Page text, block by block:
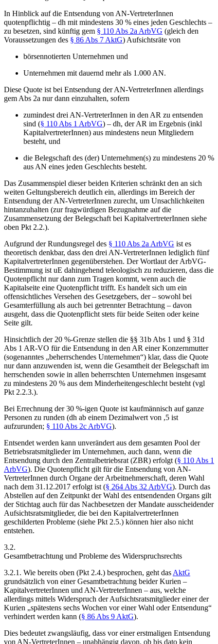
In Hinblick auf die Entsendung von AN-VertreterInnen
quotenpflichtig – dh mit mindestens 30 % eines jeden Geschlechts –
zu besetzen, sind künftig gem § 110 Abs 2a ArbVG (gleich den
Voraussetzungen des § 86 Abs 7 AktG) Aufsichtsräte von
börsennotierten Unternehmen und
Unternehmen mit dauernd mehr als 1.000 AN.
Diese Quote ist bei Entsendung der AN-VertreterInnen allerdings
gem Abs 2a nur dann einzuhalten, sofern
zumindest drei AN-VertreterInnen in den AR zu entsenden
sind (§ 110 Abs 1 ArbVG) – dh, der AR im Ergebnis (inkl
KapitalvertreterInnen) aus mindestens neun Mitgliedern
besteht, und
die Belegschaft des (der) Unternehmen(s) zu mindestens 20 %
aus AN eines jeden Geschlechts besteht.
Das Zusammenspiel dieser beiden Kriterien schränkt den an sich
weiten Geltungsbereich deutlich ein, allerdings im Bereich der
Entsendung der AN-VertreterInnen zurecht, um Unsachlichkeiten
hintanzuhalten (zur fragwürdigen Bezugnahme auf die
Zusammensetzung der Belegschaft bei KapitalvertreterInnen siehe
oben Pkt 2.2.).
Aufgrund der Rundungsregel des § 110 Abs 2a ArbVG ist es
theoretisch denkbar, dass den drei AN-VertreterInnen lediglich fünf
KapitalvertreterInnen gegenüberstehen. Der Wortlaut der ArbVG-
Bestimmung ist uE dahingehend teleologisch zu reduzieren, dass die
Quotenpflicht nur dann zum Tragen kommt, wenn auch die
Kapitalseite eine Quotenpflicht trifft. Es handelt sich um ein
offensichtliches Versehen des Gesetzgebers, der – sowohl bei
Gesamterfüllung als auch bei getrennter Betrachtung – davon
ausgeht, dass die Quotenpflicht stets für beide Seiten oder keine
Seite gilt.
Hinsichtlich der 20 %-Grenze stellen die §§ 31b Abs 1 und § 31d
Abs 1 AR-VO für die Entsendung in den AR einer Konzernmutter
(sogenanntes „beherrschendes Unternehmen“) klar, dass die Quote
nur dann anzuwenden ist, wenn die Gesamtheit der Belegschaft im
herrschenden sowie in allen beherrschten Unternehmen insgesamt
zu mindestens 20 % aus dem Minderheitengeschlecht besteht (vgl
Pkt 2.2.3.).
Bei Errechnung der 30 %-igen Quote ist kaufmännisch auf ganze
Personen zu runden (dh ab einem Dezimalwert von ,5 ist
aufzurunden; § 110 Abs 2c ArbVG).
Entsendet werden kann unverändert aus dem gesamten Pool der
Betriebsratsmitglieder im Unternehmen, auch dann, wenn die
Entsendung durch den Zentralbetriebsrat (ZBR) erfolgt (§ 110 Abs 1
ArbVG). Die Quotenpflicht gilt für die Entsendung von AN-
VertreterInnen durch Organe der Arbeitnehmerschaft, deren Wahl
nach dem 31.12.2017 erfolgt ist (§ 264 Abs 32 ArbVG). Durch das
Abstellen auf den Zeitpunkt der Wahl des entsendenden Organs gilt
der Stichtag auch für das Nachbesetzen der Mandate ausscheidender
Aufsichtsratsmitglieder, die bei den KapitalvertreterInnen
geschilderten Probleme (siehe Pkt 2.5.) können hier also nicht
entstehen.
3.2.
Gesamtbetrachtung und Probleme des Widerspruchsrechts
3.2.1. Wie bereits oben (Pkt 2.4.) besprochen, geht das AktG
grundsätzlich von einer Gesamtbetrachtung beider Kurien –
KapitalvertreterInnen und AN-VertreterInnen – aus, welche
allerdings mittels Widerspruch der Aufsichtsratsmitglieder einer der
Kurien „spätestens sechs Wochen vor einer Wahl oder Entsendung“
verhindert werden kann (§ 86 Abs 9 AktG).
Dies bedeutet zwangsläufig, dass vor einer erstmaligen Entsendung
von AN-VertreterInnen – unabhängig davon, ob bis dato kein